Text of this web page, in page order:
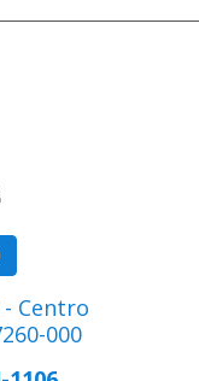
- Centro
000